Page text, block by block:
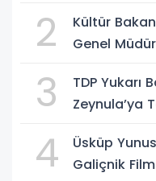
2
Kültür
Genel
3
TDP Yukarı
Zeynula’ya
4
Üsküp
Galiçnik